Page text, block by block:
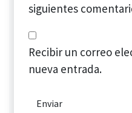
siguientes
Recibir un correo
nueva entrada.